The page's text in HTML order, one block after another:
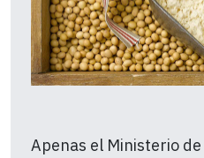
Apenas el Ministerio